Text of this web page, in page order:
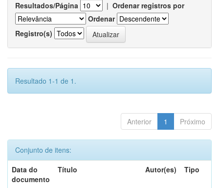
Resultados/Página | Ordenar registros por
Ordenar
Registro(s)
Resultado 1-1 de 1.
Anterior 1 Próximo
Conjunto de itens:
Data do
documento
Título Autor(es) Tipo